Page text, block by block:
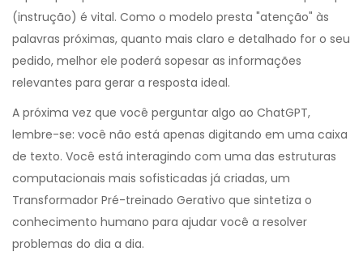
(instrução) é vital. Como o modelo presta "atenção" às
palavras próximas, quanto mais claro e detalhado for o seu
pedido, melhor ele poderá sopesar as informações
relevantes para gerar a resposta ideal.
A próxima vez que você perguntar algo ao ChatGPT,
lembre-se: você não está apenas digitando em uma caixa
de texto. Você está interagindo com uma das estruturas
computacionais mais sofisticadas já criadas, um
Transformador Pré-treinado Gerativo que sintetiza o
conhecimento humano para ajudar você a resolver
problemas do dia a dia.